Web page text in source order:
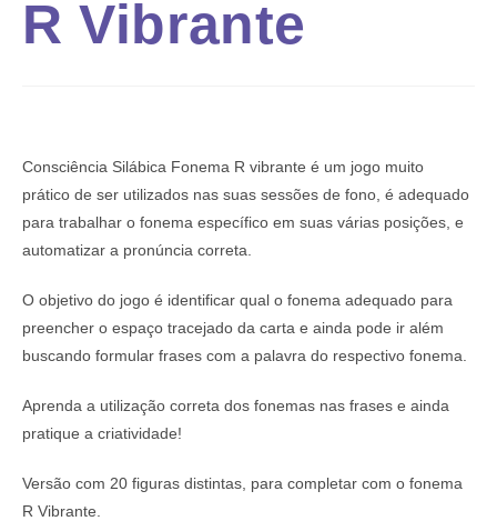
R Vibrante
Consciência Silábica Fonema R vibrante é um jogo muito
prático de ser utilizados nas suas sessões de fono, é adequado
para trabalhar o fonema específico em suas várias posições, e
automatizar a pronúncia correta.
O objetivo do jogo é identificar qual o fonema adequado para
preencher o espaço tracejado da carta e ainda pode ir além
buscando formular frases com a palavra do respectivo fonema.
Aprenda a utilização correta dos fonemas nas frases e ainda
pratique a criatividade!
Versão com 20 figuras distintas, para completar com o fonema
R Vibrante.